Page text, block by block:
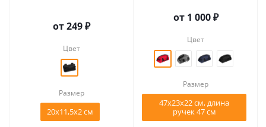
от249 ₽
Цвет
Размер
20х11,5х2 см
от 1 000 ₽
Цвет
Размер
47х23x22 см, длина
ручек 47 см